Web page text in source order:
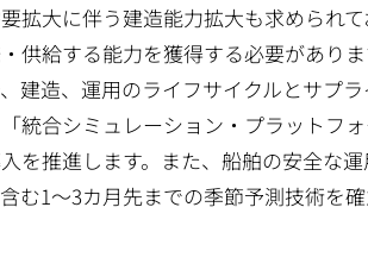
拡大に伴う建造能力拡大も求められ
供給する能力を獲得する必要があり
建造、運用のライフサイクルとサプ
統合シミュレーション・プラットフ
を推進します。また、船舶の安全な
む1～3カ月先までの季節予測技術を